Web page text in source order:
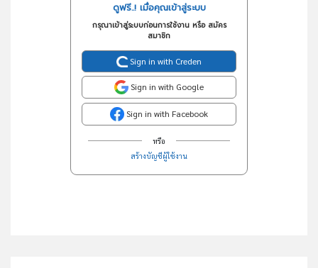
ดูฟรี..! เมื่อคุณเข้าสู่ระบบ
กรุณาเข้าสู่ระบบก่อนการใช้งาน หรือ สมัคร
สมาชิก
Sign in with Creden
Sign in with Google
Sign in with Facebook
หรือ
สร้างบัญชีผู้ใช้งาน